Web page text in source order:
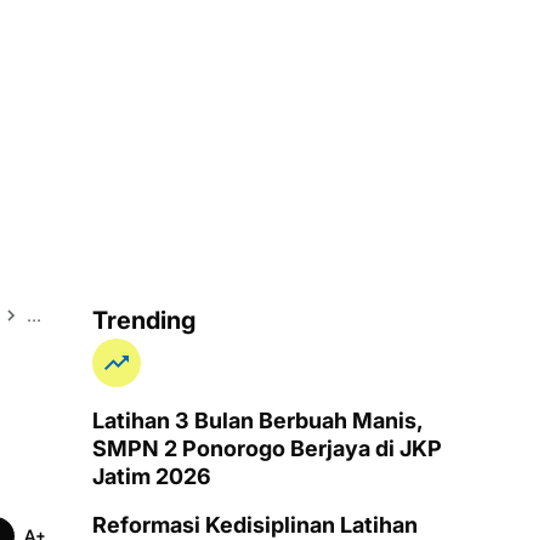
PMI Aceh Tamiang
Trending
Latihan 3 Bulan Berbuah Manis,
SMPN 2 Ponorogo Berjaya di JKP
Jatim 2026
Reformasi Kedisiplinan Latihan